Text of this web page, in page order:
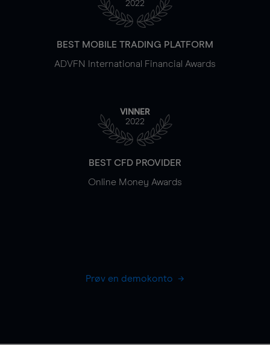
2022
BEST MOBILE TRADING PLATFORM
ADVFN International Financial Awards
VINNER
2022
BEST CFD PROVIDER
Online Money Awards
Prøv en demokonto